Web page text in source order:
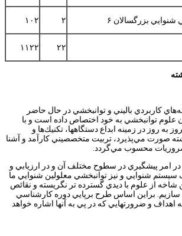
شنوايي بزرگسالان ۶ ۲ ۱۰۲
۲۲ ۱۱۲۲
كاربردي باليني و توانبخشي در حال حاضر
علوم توانبخشي به خود اختصاص داده است و با
به روز در زمينه ابداع دستگاهها، تكنيك‌ها و
صورت مي‌پذيرد، تربيت متخصصيني كارآمد و آشنا
محسوب مي‌گردد.
امر پيشگيري در سطوح مختلف آن و در ارزيابي و
شنوايي و نيز توانبخشي معلولين شنوايي ما
شاخه از علوم با ديدي گسترده تر نگريسته و نقائص
سازيم. براين اساس طرح برپايي دوره كارشناسي
اهداف و ضرورتهايي كه در پي به آنها اشاره خواهد